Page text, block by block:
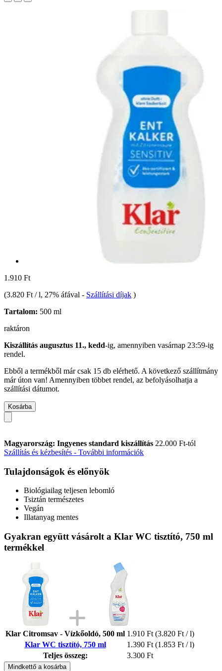
1.910 Ft
(3.820 Ft / l, 27% áfával - Szállítási díjak )
Tartalom: 500 ml
raktáron
Kiszállítás augusztus 11., kedd-ig, amennyiben vasárnap 23:59-ig
rendel.
Ebből a termékből már csak 15 db elérhető. A következő szállítmány
már úton van! Amennyiben többet rendel, az befolyásolhatja a
szállítási dátumot.
Kosárba
Magyarország: Ingyenes standard kiszállítás 22.000 Ft-tól
Szállítás és kézbesítés - További információk
Tulajdonságok és előnyök
Biológiailag teljesen lebomló
Tsiztán természetes
Vegán
Illatanyag mentes
Gyakran együtt vásárolt a Klar WC tisztító, 750 ml
termékkel
Klar Citromsav - Vízkőoldó, 500 ml 1.910 Ft (3.820 Ft / l)
Klar WC tisztító, 750 ml
1.390 Ft (1.853 Ft / l)
Teljes összeg:
3.300 Ft
Mindkettő a kosárba